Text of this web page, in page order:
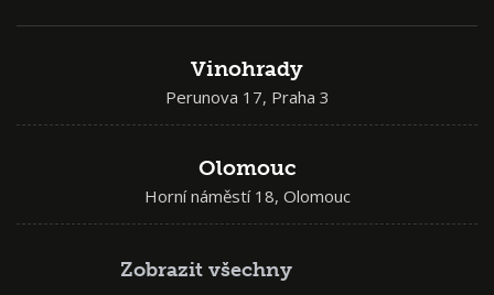
Zobrazit všechny
Vinohrady
Perunova 17, Praha 3
Olomouc
Horní náměstí 18, Olomouc